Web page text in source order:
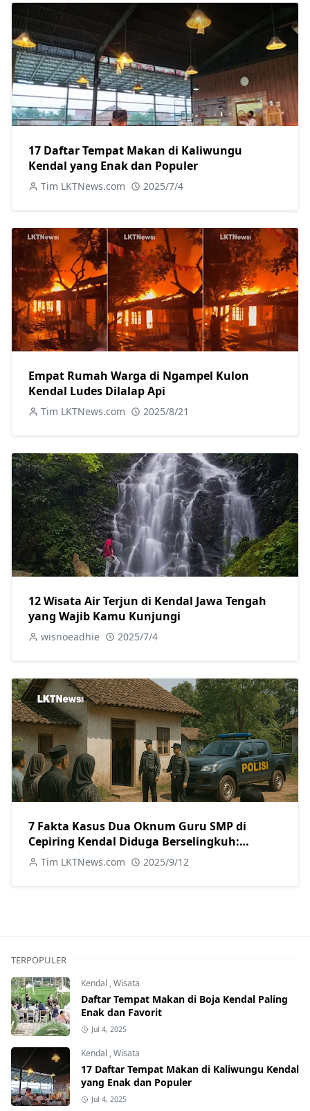
17 Daftar Tempat Makan di Kaliwungu
Kendal yang Enak dan Populer
Tim LKTNews.com 2025/7/4
Empat Rumah Warga di Ngampel Kulon
Kendal Ludes Dilalap Api
Tim LKTNews.com 2025/8/21
12 Wisata Air Terjun di Kendal Jawa Tengah
yang Wajib Kamu Kunjungi
wisnoeadhie 2025/7/4
7 Fakta Kasus Dua Oknum Guru SMP di
Cepiring Kendal Diduga Berselingkuh:
Kronologi, Pengakuan, hingga Sanksi
Tim LKTNews.com 2025/9/12
TERPOPULER
Kendal ,Wisata
Daftar Tempat Makan di Boja Kendal Paling
Enak dan Favorit
Jul 4, 2025
Kendal ,Wisata
17 Daftar Tempat Makan di Kaliwungu Kendal
yang Enak dan Populer
Jul 4, 2025